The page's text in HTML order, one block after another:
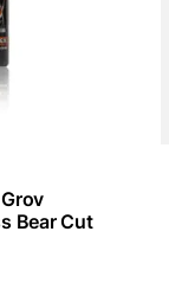
Bear Cut